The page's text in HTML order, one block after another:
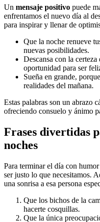
Un mensaje positivo puede
enfrentamos el nuevo día al
para inspirar y llenar de
Que la noche renueve
nuevas posibilidades.
Descansa con la certeza
oportunidad para ser
Sueña en grande,
realidades del mañana.
Estas palabras son un abrazo
ofreciendo consuelo y ánimo
Frases divertidas
noches
Para terminar el día con
ser justo lo que necesitamos.
una sonrisa a esa persona
Que los bichos de la
hacerte cosquillas.
Que la única